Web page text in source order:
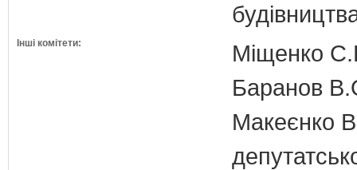
Інші комітети:
Міщенко
Баранов
Макеєнко